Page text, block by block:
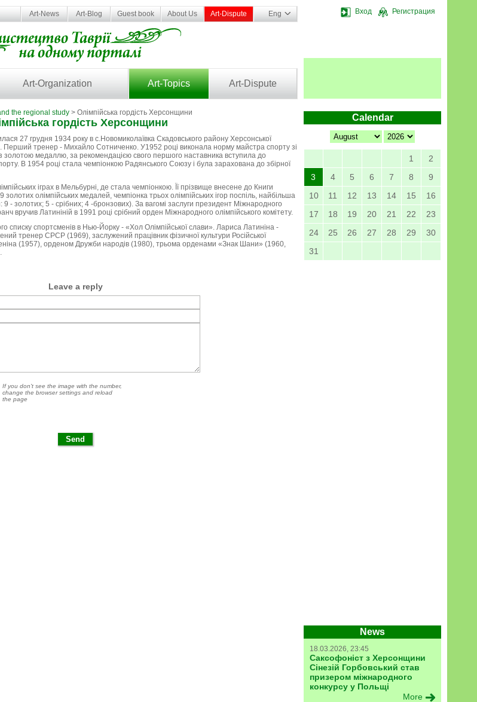
Вход Регистрация
Art-News Art-Blog Guest book About Us Art-Dispute Eng
Art-Organization Art-Topics Art-Dispute
Calendar
1
2
3
4 5 6 7 8
9
10
11 12 13 14 15
16
17
18 19 20 21 22
23
24
25 26 27 28 29
30
31
News
18.03.2026, 23:45
Саксофоніст з Херсонщини
Сінезій Горбовський став
призером міжнародного
конкурсу у Польщі
More
the regional study > Олімпійська гордість Херсонщини
гордість Херсонщини
27 грудня 1934 року в с.Новомиколаївка Скадовського району Херсонської
тренер - Михайло Сотниченко. У1952 році виконала норму майстра спорту зі
золотою медаллю, за рекомендацією свого першого наставника вступила до
В 1954 році стала чемпіонкою Радянського Союзу і була зарахована до збірної
іграх в Мельбурні, де стала чемпіонкою. Її прізвище внесене до Книги
золотих олімпійських медалей, чемпіонка трьох олімпійських ігор поспіль, найбільша
9 - золотих; 5 - срібних; 4 -бронзових). За вагомі заслуги президент Міжнародного
вручив Латиніній в 1991 році срібний орден Міжнародного олімпійського комітету.
списку спортсменів в Нью-Йорку - «Хол Олімпійської слави». Лариса Латиніна -
тренер СРСР (1969), заслужений працівник фізичної культури Російської
(1957), орденом Дружби народів (1980), трьома орденами «Знак Шани» (1960,
Leave a reply
If you don't see the image with the number,
change the browser settings and reload
the page